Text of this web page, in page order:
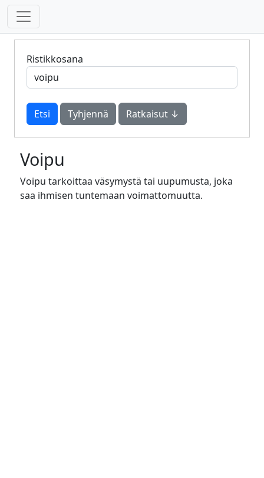
Ristikkosana
Tyhjennä Ratkaisut ↓
Voipu
Voipu tarkoittaa väsymystä tai uupumusta, joka
saa ihmisen tuntemaan voimattomuutta.